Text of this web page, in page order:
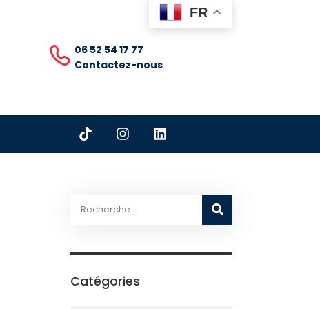
06 52 54 17 77
Contactez-nous
FR
Catégories